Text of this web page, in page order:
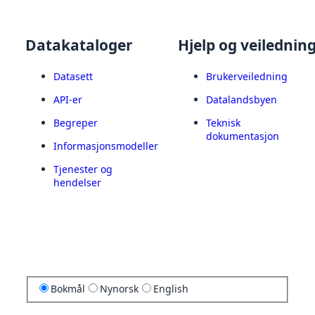
Datakataloger
Datasett
API-er
Begreper
Informasjonsmodeller
Tjenester og
hendelser
Hjelp og
Brukerveiledning
Datalandsbyen
Teknisk
dokumentasjon
Bokmål Nynorsk English